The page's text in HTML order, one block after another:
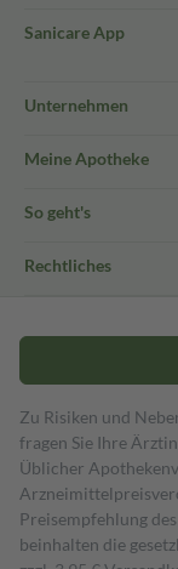
Sanicare App
Unternehmen
Meine Apotheke
So geht's
Rechtliches
Zu Risiken und
fragen Sie Ihre
Üblicher
Preisempfehlung
beinhalten die